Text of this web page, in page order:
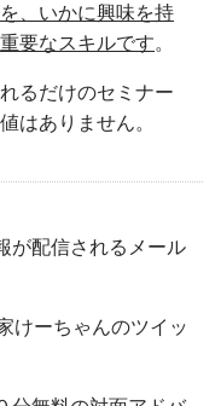
、いかに興味を持
要なスキルです。
るだけのセミナー
はありません。
が配信されるメール
けーちゃんのツイッ